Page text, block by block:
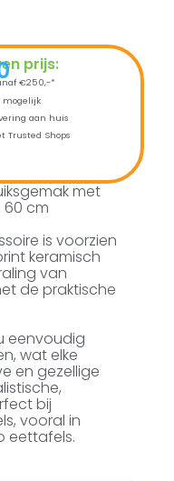
prijs:
€250,-*
mogelijk
aan huis
Trusted Shops
met
60 cm
is voorzien
keramisch
van
de praktische
eenvoudig
wat elke
en gezellige
bij
vooral in
eettafels.